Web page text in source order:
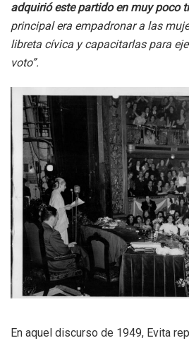
adquirió este partido en muy poco
principal era empadronar a las
libreta cívica y capacitarlas para
voto”.
En aquel discurso de 1949, Evita